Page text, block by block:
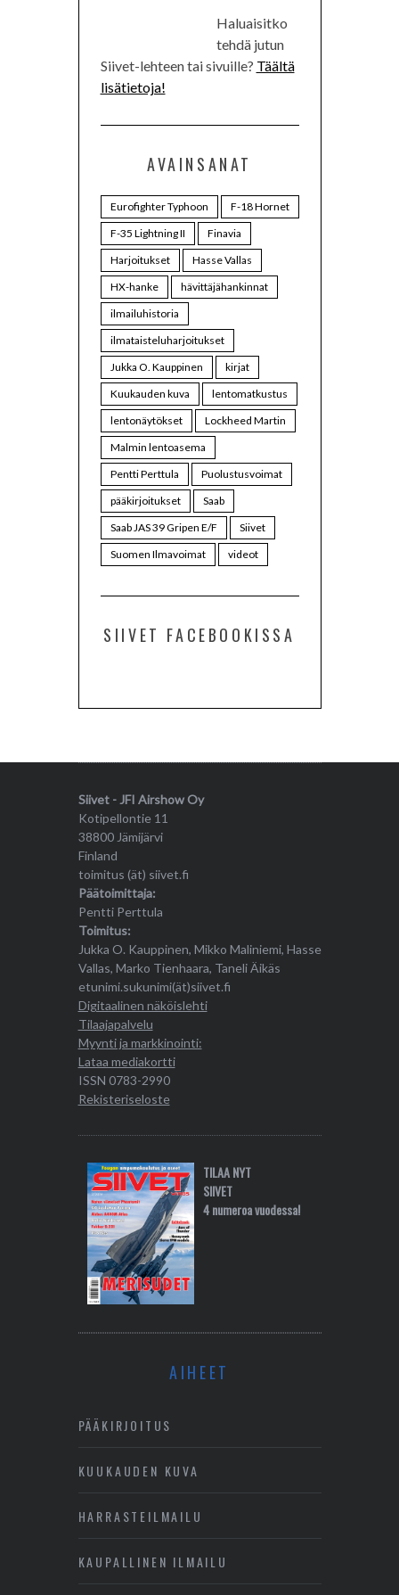
Haluaisitko
tehdä jutun
Siivet-lehteen tai sivuille? Täältä
lisätietoja!
AVAINSANAT
Eurofighter Typhoon
F-18 Hornet
F-35 Lightning II
Finavia
Harjoitukset
Hasse Vallas
HX-hanke
hävittäjähankinnat
ilmailuhistoria
ilmataisteluharjoitukset
Jukka O. Kauppinen
kirjat
Kuukauden kuva
lentomatkustus
lentonäytökset
Lockheed Martin
Malmin lentoasema
Pentti Perttula
Puolustusvoimat
pääkirjoitukset
Saab
Saab JAS 39 Gripen E/F
Siivet
Suomen Ilmavoimat
videot
SIIVET FACEBOOKISSA
Siivet - JFI Airshow Oy
Kotipellontie 11
38800 Jämijärvi
Finland
toimitus (ät) siivet.fi
Päätoimittaja:
Pentti Perttula
Toimitus:
Jukka O. Kauppinen, Mikko Maliniemi, Hasse
Vallas, Marko Tienhaara, Taneli Äikäs
etunimi.sukunimi(ät)siivet.fi
Digitaalinen näköislehti
Tilaajapalvelu
Myynti ja markkinointi:
Lataa mediakortti
ISSN 0783-2990
Rekisteriseloste
TILAA NYT
SIIVET
4 numeroa vuodessa!
AIHEET
PÄÄKIRJOITUS
KUUKAUDEN KUVA
HARRASTEILMAILU
KAUPALLINEN ILMAILU